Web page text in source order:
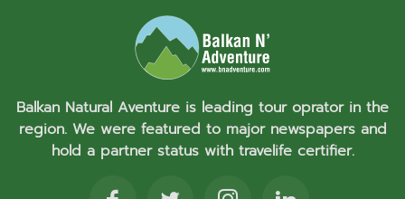
Balkan Natural Aventure is leading tour oprator in the
region. We were featured to major newspapers and
hold a partner status with travelife certifier.